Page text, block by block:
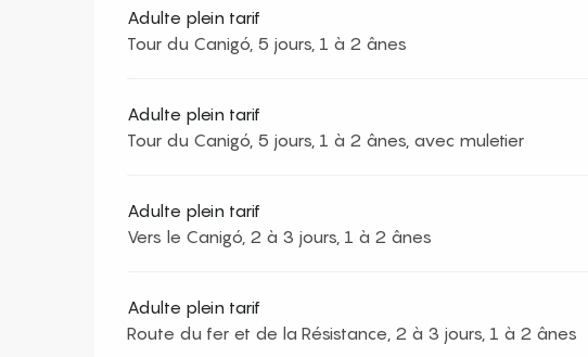
Adulte plein tarif
Tour du Canigó, 5 jours, 1 à 2 ânes
Adulte plein tarif
Tour du Canigó, 5 jours, 1 à 2 ânes, avec muletier
Adulte plein tarif
Vers le Canigó, 2 à 3 jours, 1 à 2 ânes
Adulte plein tarif
Route du fer et de la Résistance, 2 à 3 jours, 1 à 2 ânes